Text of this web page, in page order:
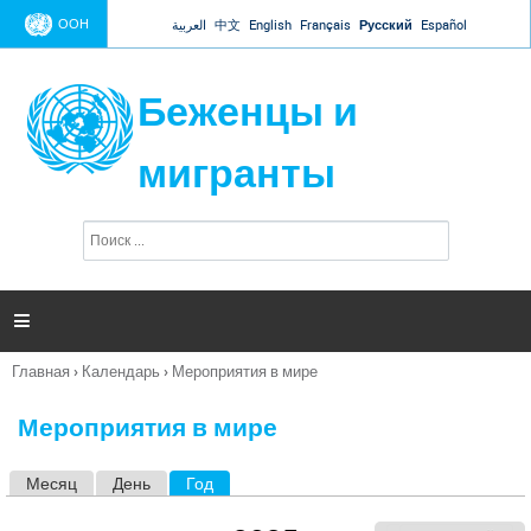
Jump to navigation
ООН العربية 中文 English Français Русский Español
Беженцы и
мигранты
п
и

Вы
Главная › Календарь › Мероприятия в мире
Мероприятия в мире
Месяц День Год